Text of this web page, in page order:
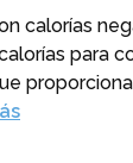
calorías
para